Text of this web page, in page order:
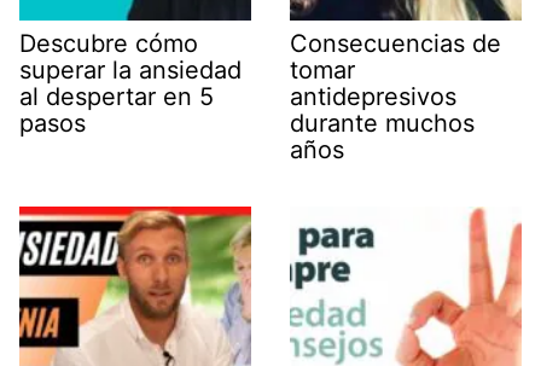
Descubre cómo
superar la ansiedad
al despertar en 5
pasos
Consecuencias de
tomar
antidepresivos
durante muchos
años